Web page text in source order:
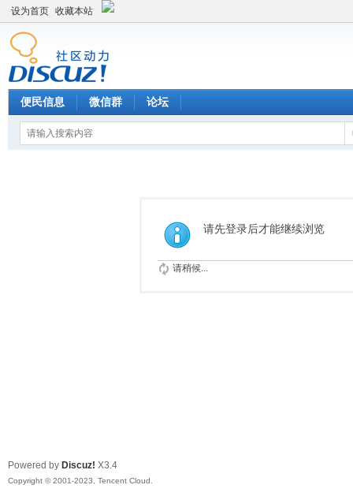
设为首页 收藏本站
便民信息 微信群 论坛
请先登录后才能继续浏览
请稍候...
Powered by Discuz! X3.4
Copyright © 2001-2023, Tencent Cloud.